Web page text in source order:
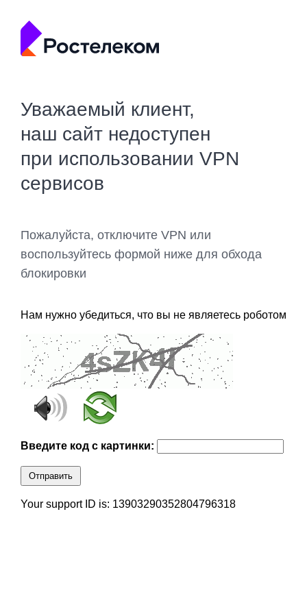
Уважаемый клиент,
наш сайт недоступен
при использовании VPN
сервисов
Пожалуйста, отключите VPN или
воспользуйтесь формой ниже для обхода
блокировки
Нам нужно убедиться, что вы не являетесь роботом
Введите код с картинки:
Отправить
Your support ID is: 13903290352804796318